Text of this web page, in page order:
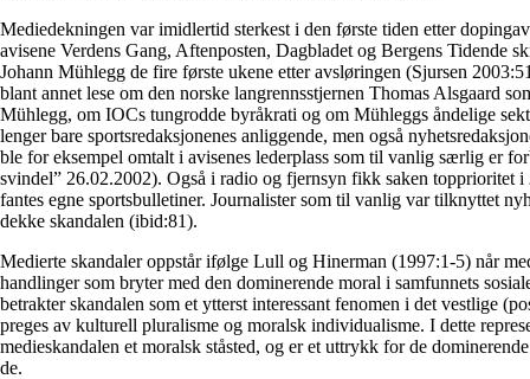
Mediedekningen var imidlertid sterkest i den første tiden etter
avisene Verdens Gang, Aftenposten, Dagbladet og Bergens Tidende
Johann Mühlegg de fire første ukene etter avsløringen (Sjursen
blant annet lese om den norske langrennsstjernen Thomas Alsgaard
Mühlegg, om IOCs tungrodde byråkrati og om Mühleggs åndelige
lenger bare sportsredaksjonenes anliggende, men også
ble for eksempel omtalt i avisenes lederplass som til vanlig særlig er
svindel” 26.02.2002). Også i radio og fjernsyn fikk saken topprioritet i
fantes egne sportsbulletiner. Journalister som til vanlig var tilknyttet
dekke skandalen (ibid:81).
Medierte skandaler oppstår ifølge Lull og Hinerman (1997:1-5) når
handlinger som bryter med den dominerende moral i samfunnets
betrakter skandalen som et ytterst interessant fenomen i det vestlige
preges av kulturell pluralisme og moralsk individualisme. I dette
medieskandalen et moralsk ståsted, og er et uttrykk for de
de.